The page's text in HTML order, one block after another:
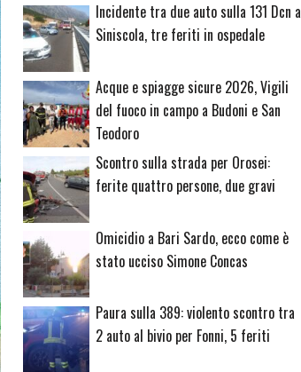
Incidente tra due auto sulla 131 Dcn a
Siniscola, tre feriti in ospedale
Acque e spiagge sicure 2026, Vigili
del fuoco in campo a Budoni e San
Teodoro
Scontro sulla strada per Orosei:
ferite quattro persone, due gravi
Omicidio a Bari Sardo, ecco come è
stato ucciso Simone Concas
Paura sulla 389: violento scontro tra
2 auto al bivio per Fonni, 5 feriti